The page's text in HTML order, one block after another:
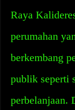
Raya
perumahan
berkembang
publik seperti
perbelanjaan.